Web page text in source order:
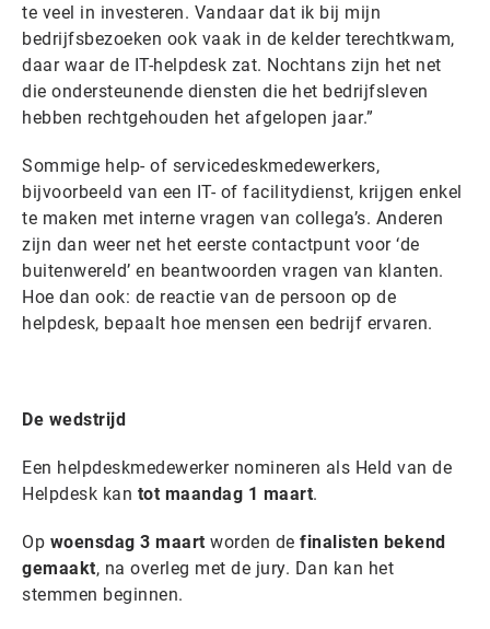
te veel in investeren. Vandaar dat ik bij mijn
bedrijfsbezoeken ook vaak in de kelder terechtkwam,
daar waar de IT-helpdesk zat. Nochtans zijn het net
die ondersteunende diensten die het bedrijfsleven
hebben rechtgehouden het afgelopen jaar.”
Sommige help- of servicedeskmedewerkers,
bijvoorbeeld van een IT- of facilitydienst, krijgen enkel
te maken met interne vragen van collega’s. Anderen
zijn dan weer net het eerste contactpunt voor ‘de
buitenwereld’ en beantwoorden vragen van klanten.
Hoe dan ook: de reactie van de persoon op de
helpdesk, bepaalt hoe mensen een bedrijf ervaren.
De wedstrijd
Een helpdeskmedewerker nomineren als Held van de
Helpdesk kan tot maandag 1 maart.
Op woensdag 3 maart worden de finalisten bekend
gemaakt, na overleg met de jury. Dan kan het
stemmen beginnen.